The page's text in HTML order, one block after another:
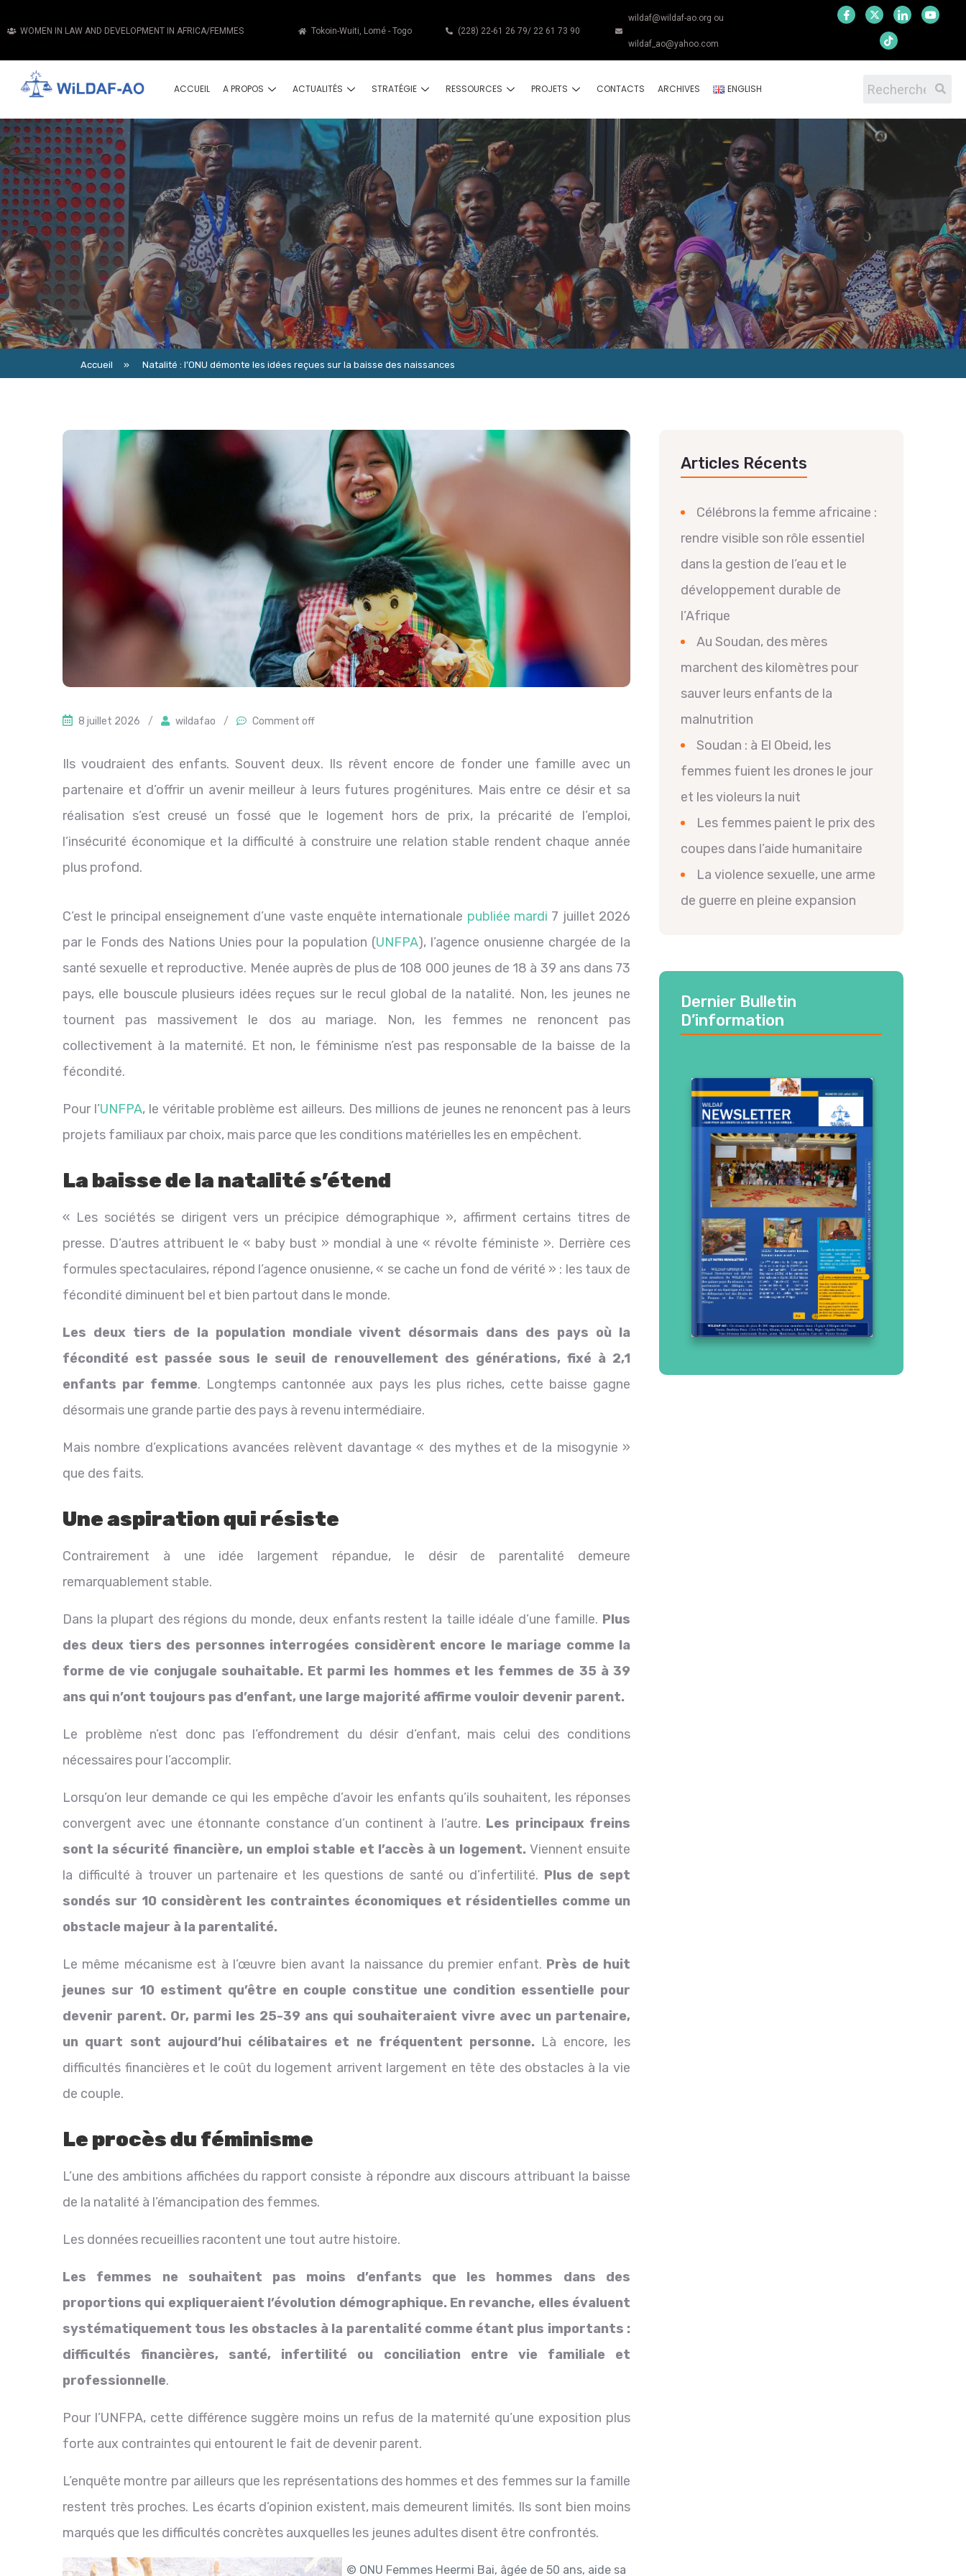
WOMEN IN LAW AND DEVELOPMENT IN AFRICA/FEMMES Tokoin-Wuiti, Lomé - Togo (228) 22-61 26 79/ 22 61 73 90
wildaf@wildaf-ao.org ou
wildaf_ao@yahoo.com
ACCUEIL A PROPOS ACTUALITÉS STRATÉGIE RESSOURCES PROJETS CONTACTS ARCHIVES ENGLISH
Accueil » Natalité : l’ONU démonte les idées reçues sur la baisse des naissances
8 juillet 2026 / wildafao / Comment off
Ils voudraient des enfants. Souvent deux. Ils rêvent encore de fonder une famille avec un
partenaire et d’offrir un avenir meilleur à leurs futures progénitures. Mais entre ce désir et sa
réalisation s’est creusé un fossé que le logement hors de prix, la précarité de l’emploi,
l’insécurité économique et la difficulté à construire une relation stable rendent chaque année
plus profond.
C’est le principal enseignement d’une vaste enquête internationale publiée mardi 7 juillet 2026
par le Fonds des Nations Unies pour la population (UNFPA), l’agence onusienne chargée de la
santé sexuelle et reproductive. Menée auprès de plus de 108 000 jeunes de 18 à 39 ans dans 73
pays, elle bouscule plusieurs idées reçues sur le recul global de la natalité. Non, les jeunes ne
tournent pas massivement le dos au mariage. Non, les femmes ne renoncent pas
collectivement à la maternité. Et non, le féminisme n’est pas responsable de la baisse de la
fécondité.
Pour l’UNFPA, le véritable problème est ailleurs. Des millions de jeunes ne renoncent pas à leurs
projets familiaux par choix, mais parce que les conditions matérielles les en empêchent.
La baisse de la natalité s’étend
« Les sociétés se dirigent vers un précipice démographique », affirment certains titres de
presse. D’autres attribuent le « baby bust » mondial à une « révolte féministe ». Derrière ces
formules spectaculaires, répond l’agence onusienne, « se cache un fond de vérité » : les taux de
fécondité diminuent bel et bien partout dans le monde.
Les deux tiers de la population mondiale vivent désormais dans des pays où la
fécondité est passée sous le seuil de renouvellement des générations, fixé à 2,1
enfants par femme. Longtemps cantonnée aux pays les plus riches, cette baisse gagne
désormais une grande partie des pays à revenu intermédiaire.
Mais nombre d’explications avancées relèvent davantage « des mythes et de la misogynie »
que des faits.
Une aspiration qui résiste
Contrairement à une idée largement répandue, le désir de parentalité demeure
remarquablement stable.
Dans la plupart des régions du monde, deux enfants restent la taille idéale d’une famille. Plus
des deux tiers des personnes interrogées considèrent encore le mariage comme la
forme de vie conjugale souhaitable. Et parmi les hommes et les femmes de 35 à 39
ans qui n’ont toujours pas d’enfant, une large majorité affirme vouloir devenir parent.
Le problème n’est donc pas l’effondrement du désir d’enfant, mais celui des conditions
nécessaires pour l’accomplir.
Lorsqu’on leur demande ce qui les empêche d’avoir les enfants qu’ils souhaitent, les réponses
convergent avec une étonnante constance d’un continent à l’autre. Les principaux freins
sont la sécurité financière, un emploi stable et l’accès à un logement. Viennent ensuite
la difficulté à trouver un partenaire et les questions de santé ou d’infertilité. Plus de sept
sondés sur 10 considèrent les contraintes économiques et résidentielles comme un
obstacle majeur à la parentalité.
Le même mécanisme est à l’œuvre bien avant la naissance du premier enfant. Près de huit
jeunes sur 10 estiment qu’être en couple constitue une condition essentielle pour
devenir parent. Or, parmi les 25-39 ans qui souhaiteraient vivre avec un partenaire,
un quart sont aujourd’hui célibataires et ne fréquentent personne. Là encore, les
difficultés financières et le coût du logement arrivent largement en tête des obstacles à la vie
de couple.
Le procès du féminisme
L’une des ambitions affichées du rapport consiste à répondre aux discours attribuant la baisse
de la natalité à l’émancipation des femmes.
Les données recueillies racontent une tout autre histoire.
Les femmes ne souhaitent pas moins d’enfants que les hommes dans des
proportions qui expliqueraient l’évolution démographique. En revanche, elles évaluent
systématiquement tous les obstacles à la parentalité comme étant plus importants :
difficultés financières, santé, infertilité ou conciliation entre vie familiale et
professionnelle.
Pour l’UNFPA, cette différence suggère moins un refus de la maternité qu’une exposition plus
forte aux contraintes qui entourent le fait de devenir parent.
L’enquête montre par ailleurs que les représentations des hommes et des femmes sur la famille
restent très proches. Les écarts d’opinion existent, mais demeurent limités. Ils sont bien moins
marqués que les difficultés concrètes auxquelles les jeunes adultes disent être confrontés.
© ONU Femmes Heermi Bai, âgée de 50 ans, aide sa
Articles Récents
Célébrons la femme africaine :
rendre visible son rôle essentiel
dans la gestion de l’eau et le
développement durable de
l’Afrique
Au Soudan, des mères
marchent des kilomètres pour
sauver leurs enfants de la
malnutrition
Soudan : à El Obeid, les
femmes fuient les drones le jour
et les violeurs la nuit
Les femmes paient le prix des
coupes dans l’aide humanitaire
La violence sexuelle, une arme
de guerre en pleine expansion
Dernier Bulletin
D’information